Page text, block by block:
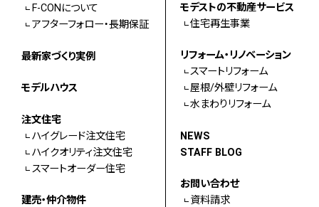
F-CONについて
アフターフォロー・長期保証
最新家づくり実例
モデルハウス
注文住宅
ハイグレード注文住宅
ハイクオリティ注文住宅
スマートオーダー住宅
建売・仲介物件
モデストの不動産サービス
住宅再生事業
リフォーム・リノベーション
スマートリフォーム
屋根/外壁リフォーム
水まわりリフォーム
NEWS
STAFF BLOG
お問い合わせ
資料請求